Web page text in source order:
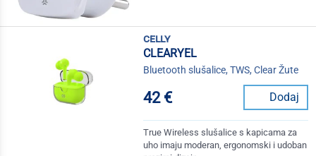
celly
CLEARYEL
Bluetooth slušalice, TWS, Clear Žute
42 € Dodaj
True Wireless slušalice s kapicama za
uho imaju moderan, ergonomski i udoban